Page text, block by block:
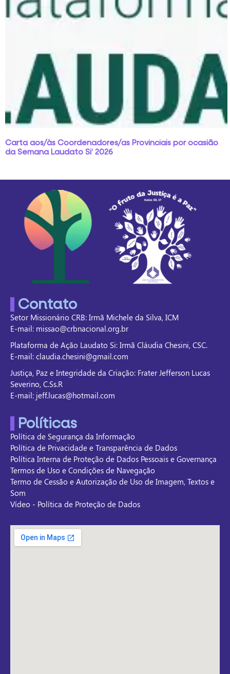
Carta aos/às Coordenadores/as Provinciais por ocasião
da Semana Laudato Si’ 2026
Contato
Setor Missionário CRB: Irmã Michele da Silva, ICM
E-mail: missao@crbnacional.org.br
Plataforma de Ação Laudato Si: Irmã Cláudia Chesini, CSC.
E-mail: claudia.chesini@gmail.com
Justiça, Paz e Integridade da Criação: Frater Jefferson Lucas
Severino, C.Ss.R
E-mail: jeff.lucas@hotmail.com
Políticas
Política de Segurança da Informação
Política de Privacidade e Transparência de Dados
Política Interna de Proteção de Dados Pessoais e Governança
Termos de Uso e Condições de Navegação
Termo de Cessão e Autorização de Uso de Imagem, Textos e
Som
Vídeo - Política de Proteção de Dados